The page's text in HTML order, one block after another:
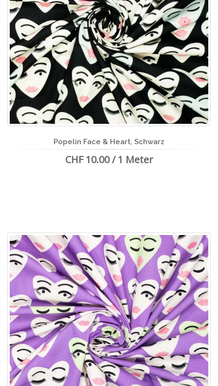
Popelin Face & Heart, Schwarz
CHF 10.00 / 1 Meter